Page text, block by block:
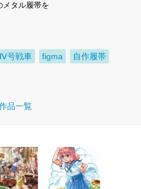
タル履帯を
Ⅳ号戦車 figma
自作履帯
品一覧